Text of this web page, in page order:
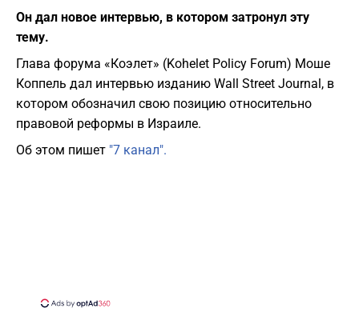
Он дал новое интервью, в котором затронул эту
тему.
Глава форума «Коэлет» (Kohelet Policy Forum) Моше
Коппель дал интервью изданию Wall Street Journal, в
котором обозначил свою позицию относительно
правовой реформы в Израиле.
Об этом пишет "7 канал".